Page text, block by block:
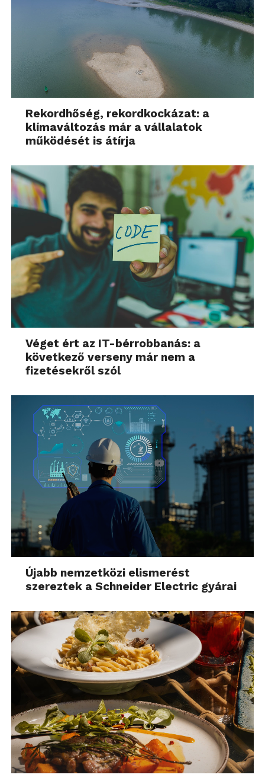
Rekordhőség, rekordkockázat: a
klímaváltozás már a vállalatok
működését is átírja
Véget ért az IT-bérrobbanás: a
következő verseny már nem a
fizetésekről szól
Újabb nemzetközi elismerést
szereztek a Schneider Electric gyárai